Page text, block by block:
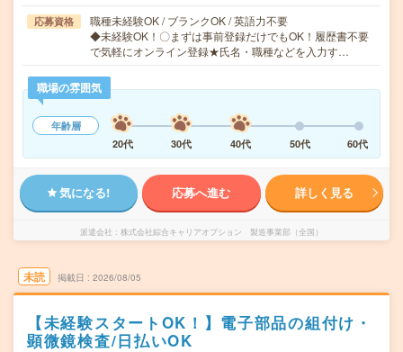
応募資格
職種未経験OK / ブランクOK / 英語力不要
◆未経験OK！〇まずは事前登録だけでもOK！履歴書不要
で気軽にオンライン登録★氏名・職種などを入力す…
職場の雰囲気
年齢層
20代
30代 40代 50代 60代
気になる! 応募へ進む 詳しく見る
派遣会社 株式会社綜合キャリアオプション 製造事業部（全国）
未読 掲載日 2026/08/05
【未経験スタートOK！】電子部品の組付け・
顕微鏡検査/日払いOK